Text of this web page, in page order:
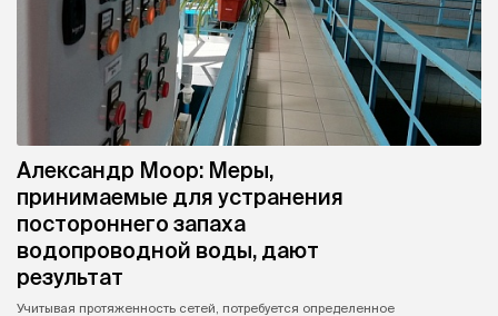
Александр Моор: Меры,
принимаемые для устранения
постороннего запаха
водопроводной воды, дают
результат
Учитывая протяженность сетей, потребуется определенное